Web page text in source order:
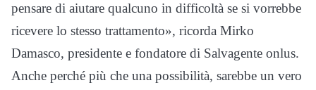
pensare di aiutare qualcuno in difficoltà se si vorrebbe
ricevere lo stesso trattamento», ricorda Mirko
Damasco, presidente e fondatore di Salvagente onlus.
Anche perché più che una possibilità, sarebbe un vero